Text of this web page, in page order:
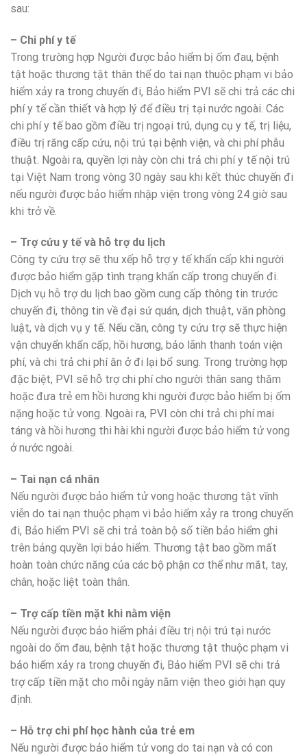
sau:
– Chi phí y tế
Trong trường hợp Người được bảo hiểm bị ốm đau, bệnh
tật hoặc thương tật thân thể do tai nạn thuộc phạm vi bảo
hiểm xảy ra trong chuyến đi, Bảo hiểm PVI sẽ chi trả các chi
phí y tế cần thiết và hợp lý để điều trị tại nước ngoài. Các
chi phí y tế bao gồm điều trị ngoại trú, dụng cụ y tế, trị liệu,
điều trị răng cấp cứu, nội trú tại bệnh viện, và chi phí phẫu
thuật. Ngoài ra, quyền lợi này còn chi trả chi phí y tế nội trú
tại Việt Nam trong vòng 30 ngày sau khi kết thúc chuyến đi
nếu người được bảo hiểm nhập viện trong vòng 24 giờ sau
khi trở về.
– Trợ cứu y tế và hỗ trợ du lịch
Công ty cứu trợ sẽ thu xếp hỗ trợ y tế khẩn cấp khi người
được bảo hiểm gặp tình trạng khẩn cấp trong chuyến đi.
Dịch vụ hỗ trợ du lịch bao gồm cung cấp thông tin trước
chuyến đi, thông tin về đại sứ quán, dịch thuật, văn phòng
luật, và dịch vụ y tế. Nếu cần, công ty cứu trợ sẽ thực hiện
vận chuyển khẩn cấp, hồi hương, bảo lãnh thanh toán viện
phí, và chi trả chi phí ăn ở đi lại bổ sung. Trong trường hợp
đặc biệt, PVI sẽ hỗ trợ chi phí cho người thân sang thăm
hoặc đưa trẻ em hồi hương khi người được bảo hiểm bị ốm
nặng hoặc tử vong. Ngoài ra, PVI còn chi trả chi phí mai
táng và hồi hương thi hài khi người được bảo hiểm tử vong
ở nước ngoài.
– Tai nạn cá nhân
Nếu người được bảo hiểm tử vong hoặc thương tật vĩnh
viễn do tai nạn thuộc phạm vi bảo hiểm xảy ra trong chuyến
đi, Bảo hiểm PVI sẽ chi trả toàn bộ số tiền bảo hiểm ghi
trên bảng quyền lợi bảo hiểm. Thương tật bao gồm mất
hoàn toàn chức năng của các bộ phận cơ thể như mắt, tay,
chân, hoặc liệt toàn thân.
– Trợ cấp tiền mặt khi nằm viện
Nếu người được bảo hiểm phải điều trị nội trú tại nước
ngoài do ốm đau, bệnh tật hoặc thương tật thuộc phạm vi
bảo hiểm xảy ra trong chuyến đi, Bảo hiểm PVI sẽ chi trả
trợ cấp tiền mặt cho mỗi ngày nằm viện theo giới hạn quy
định.
– Hỗ trợ chi phí học hành của trẻ em
Nếu người được bảo hiểm tử vong do tai nạn và có con